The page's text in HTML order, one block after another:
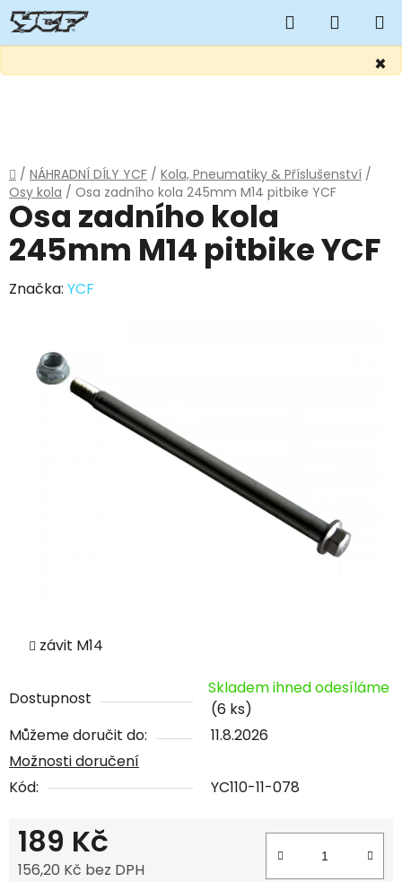
×
Hledat
KOŠÍK
Domů
/ NÁHRADNÍ DÍLY YCF / Kola, Pneumatiky & Příslušenství /
Osy kola / Osa zadního kola 245mm M14 pitbike YCF
závit M14
Dostupnost
Skladem ihned odesíláme
(6 ks)
Můžeme doručit do:
11.8.2026
Možnosti doručení
Kód:
YC110-11-078
189 Kč
156,20 Kč bez DPH
Osa zadního kola
245mm M14 pitbike YCF
Značka: YCF